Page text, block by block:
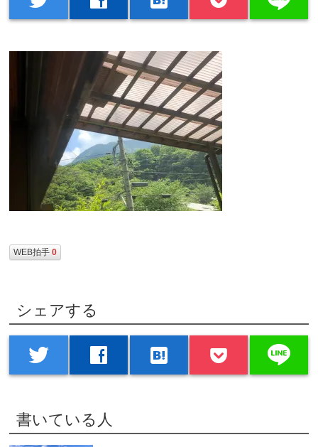
WEB拍手0
シェアする
twitter facebook hatenabookmark line
書いている人